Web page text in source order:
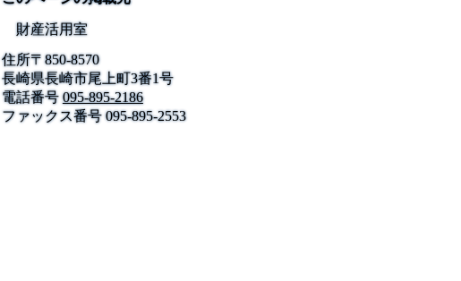
財産活用室
住所〒850-8570
長崎県長崎市尾上町3番1号
電話番号 095-895-2186
ファックス番号095-895-2553
公式SNS
このサイトについて
長崎県庁